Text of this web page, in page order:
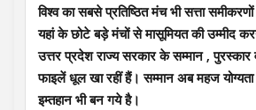
विश्व का सबसे प्रतिष्ठित मंच भी सत्ता
यहां के छोटे बड़े मंचों से मासूमियत की उम्मीद
उत्तर प्रदेश राज्य सरकार के सम्मान , पुरस्कार
फाइलें धूल खा रहीं हैं। सम्मान अब महज योग्यता
इम्तहान भी बन गये है।